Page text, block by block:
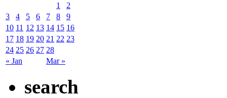
« Jan Mar »
1
2
3
4 5 6 7 8
9
10 11 12 13 14 15 16
17 18 19 20 21 22 23
24 25 26 27 28
search